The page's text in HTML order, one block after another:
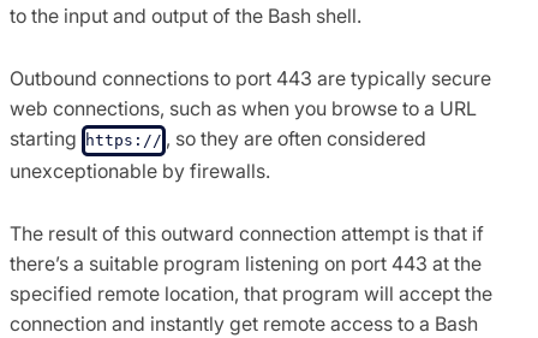
to the input and output of the Bash shell.
Outbound connections to port 443 are typically secure
web connections, such as when you browse to a URL
starting
https:// , so they are often considered
unexceptionable by firewalls.
The result of this outward connection attempt is that if
there’s a suitable program listening on port 443 at the
specified remote location, that program will accept the
connection and instantly get remote access to a Bash